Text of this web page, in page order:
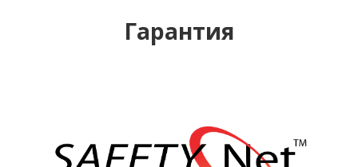
Гарантия